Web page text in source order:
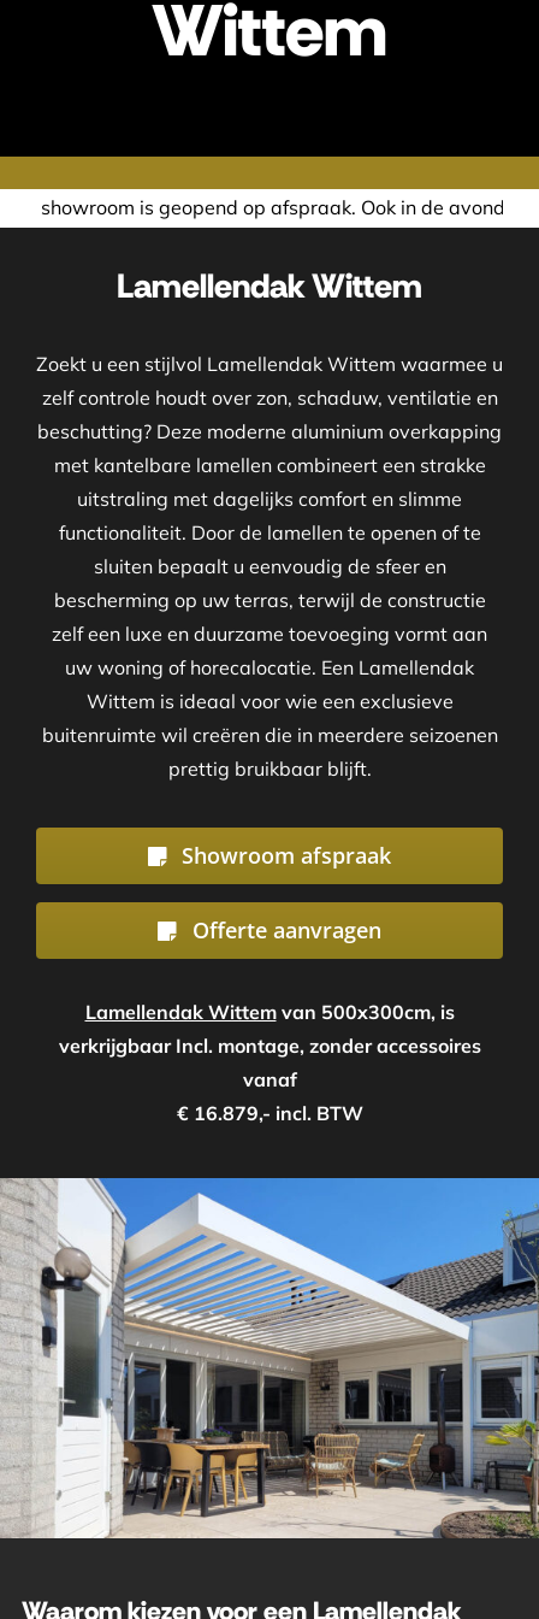
Wittem
op afspraak. Ook in de avond of in het weekend
Lamellendak Wittem
Zoekt u een stijlvol Lamellendak Wittem waarmee u
zelf controle houdt over zon, schaduw, ventilatie en
beschutting? Deze moderne aluminium overkapping
met kantelbare lamellen combineert een strakke
uitstraling met dagelijks comfort en slimme
functionaliteit. Door de lamellen te openen of te
sluiten bepaalt u eenvoudig de sfeer en
bescherming op uw terras, terwijl de constructie
zelf een luxe en duurzame toevoeging vormt aan
uw woning of horecalocatie. Een Lamellendak
Wittem is ideaal voor wie een exclusieve
buitenruimte wil creëren die in meerdere seizoenen
prettig bruikbaar blijft.
Showroom afspraak
Offerte aanvragen
Lamellendak Wittemvan 500x300cm, is
verkrijgbaar Incl. montage, zonder accessoires
vanaf
€ 16.879,- incl. BTW
Waarom kiezen voor een Lamellendak